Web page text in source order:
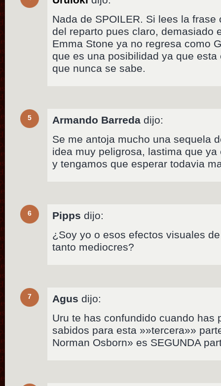
Nada de SPOILER. Si lees la
del reparto pues claro, demasiado
Emma Stone ya no regresa como
que es una posibilidad ya que
que nunca se sabe.
5 Armando Barreda dijo:
Se me antoja mucho una sequela
idea muy peligrosa, lastima que
y tengamos que esperar todavia
6 Pipps dijo:
¿Soy yo o esos efectos visuales
tanto mediocres?
7 Agus dijo:
Uru te has confundido cuando has
sabidos para esta »»tercera»»
Norman Osborn» es SEGUNDA